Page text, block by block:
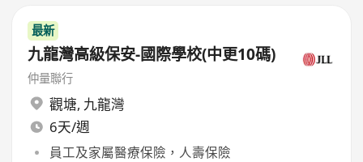
最新
九龍灣高級保安-國際學校(中更10碼)
仲量聯行
觀塘, 九龍灣
6天/週
員工及家屬醫療保險，人壽保險